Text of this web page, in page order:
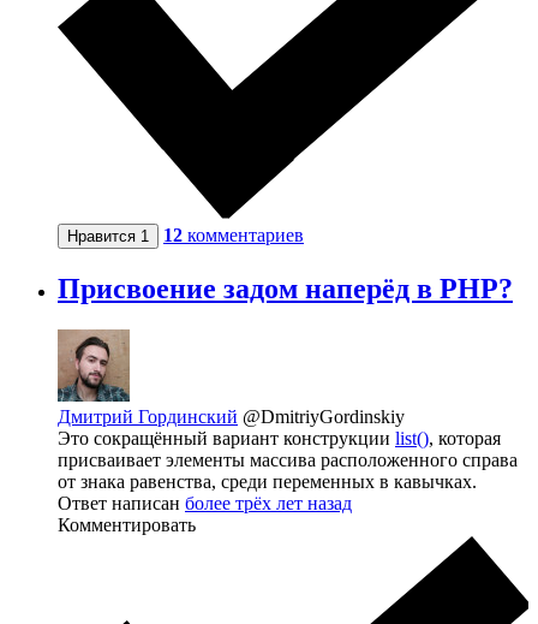
Нравится 1 12 комментариев
Присвоение задом наперёд в PHP?
Дмитрий Гординский @DmitriyGordinskiy
Это сокращённый вариант конструкции list(), которая
присваивает элементы массива расположенного справа
от знака равенства, среди переменных в кавычках.
Ответ написан более трёх лет назад
Комментировать